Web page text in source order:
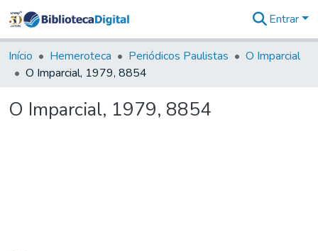
&
Coleções
Tudo na
Digital
Entrar
Início Hemeroteca Periódicos Paulistas
O Imparcial
O Imparcial, 1979, 8854
O Imparcial, 1979, 8854